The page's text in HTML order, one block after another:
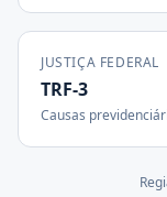
JUSTIÇA FEDERAL
TRF-3
Causas